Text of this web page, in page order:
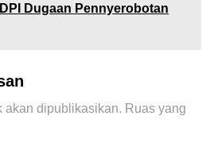
Dugaan Pennyerobotan
akan dipublikasikan. Ruas yang